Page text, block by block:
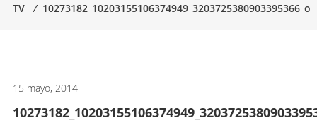
artes
TV
⁄ 10273182_10203155106374949_3203725380903395366_o
15 mayo, 2014